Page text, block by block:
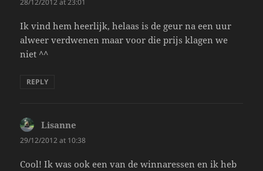
28/12/2012 at 23:01
Ik vind hem heerlijk, helaas is de geur na een uur
alweer verdwenen maar voor die prijs klagen we
niet ^^
REPLY
Lisanne
29/12/2012 at 10:38
Cool! Ik was ook een van de winnaressen en ik heb